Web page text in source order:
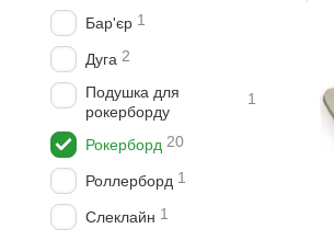
Бар'єр 1
Дуга 2
Подушка для
рокерборду
1
Рокерборд 20
Роллерборд 1
Слеклайн 1